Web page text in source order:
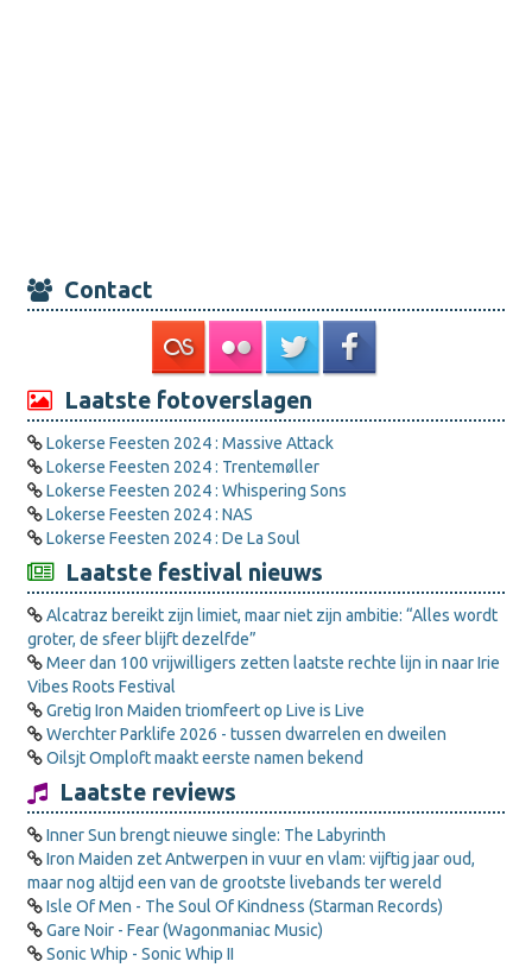
Contact
Laatste fotoverslagen
Lokerse Feesten 2024 : Massive Attack
Lokerse Feesten 2024 : Trentemøller
Lokerse Feesten 2024 : Whispering Sons
Lokerse Feesten 2024 : NAS
Lokerse Feesten 2024 : De La Soul
Laatste festival nieuws
Alcatraz bereikt zijn limiet, maar niet zijn ambitie: “Alles wordt
groter, de sfeer blijft dezelfde”
Meer dan 100 vrijwilligers zetten laatste rechte lijn in naar Irie
Vibes Roots Festival
Gretig Iron Maiden triomfeert op Live is Live
Werchter Parklife 2026 - tussen dwarrelen en dweilen
Oilsjt Omploft maakt eerste namen bekend
Laatste reviews
Inner Sun brengt nieuwe single: The Labyrinth
Iron Maiden zet Antwerpen in vuur en vlam: vijftig jaar oud,
maar nog altijd een van de grootste livebands ter wereld
Isle Of Men - The Soul Of Kindness (Starman Records)
Gare Noir - Fear (Wagonmaniac Music)
Sonic Whip - Sonic Whip II